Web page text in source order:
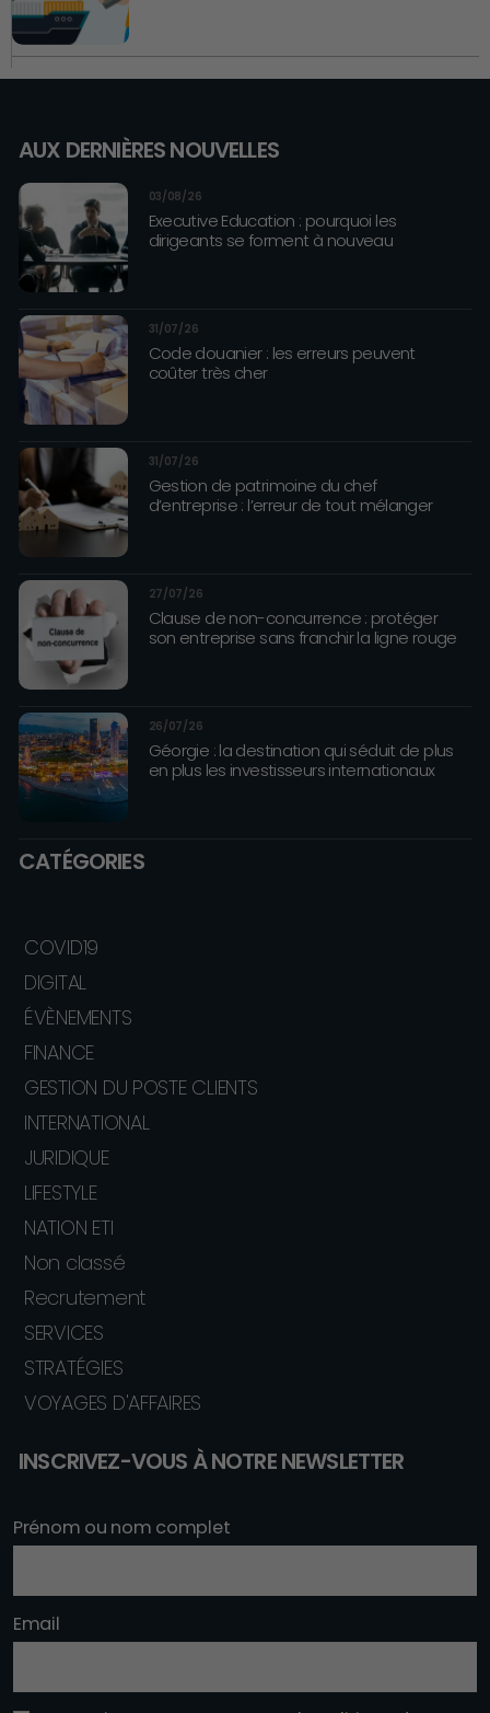
AUX DERNIÈRES NOUVELLES
03/08/26
Executive Education : pourquoi les
dirigeants se forment à nouveau
31/07/26
Code douanier : les erreurs peuvent
coûter très cher
31/07/26
Gestion de patrimoine du chef
d’entreprise : l’erreur de tout mélanger
27/07/26
Clause de non-concurrence : protéger
son entreprise sans franchir la ligne rouge
26/07/26
Géorgie : la destination qui séduit de plus
en plus les investisseurs internationaux
CATÉGORIES
COVID19
DIGITAL
ÉVÈNEMENTS
FINANCE
GESTION DU POSTE CLIENTS
INTERNATIONAL
JURIDIQUE
LIFESTYLE
NATION ETI
Non classé
Recrutement
SERVICES
STRATÉGIES
VOYAGES D'AFFAIRES
INSCRIVEZ-VOUS À NOTRE NEWSLETTER
Prénom ou nom complet
Email